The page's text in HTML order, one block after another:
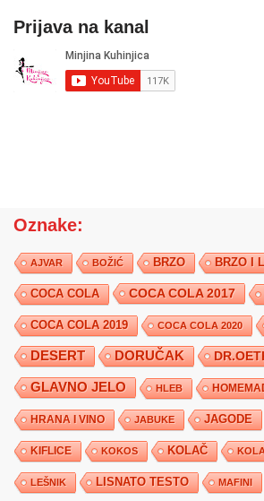
Prijava na kanal
Oznake:
AJVAR BOŽIĆ BRZO BRZO I
COCA COLA COCA COLA 2017
COCA COLA 2019 COCA COLA 2020
DESERT DORUČAK
GLAVNO JELO HLEB
HRANA I VINO JABUKE JAGODE
KIFLICE KOKOS KOLAČ
LEŠNIK LISNATO TESTO MAFINI